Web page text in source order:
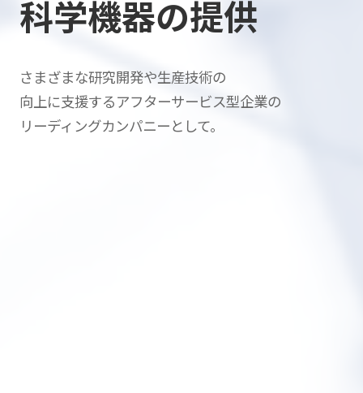
科学機器の提供
さまざまな研究開発や生産技術の
向上に支援するアフターサービス型企業の
リーディングカンパニーとして。